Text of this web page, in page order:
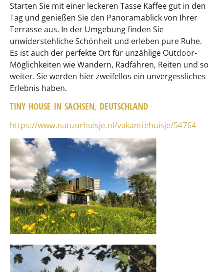
Starten Sie mit einer leckeren Tasse Kaffee gut in den
Tag und genießen Sie den Panoramablick von Ihrer
Terrasse aus. In der Umgebung finden Sie
unwiderstehliche Schönheit und erleben pure Ruhe.
Es ist auch der perfekte Ort für unzählige Outdoor-
Möglichkeiten wie Wandern, Radfahren, Reiten und so
weiter. Sie werden hier zweifellos ein unvergessliches
Erlebnis haben.
TINY HOUSE IN SACHSEN, DEUTSCHLAND
https://www.natuurhuisje.nl/vakantiehuisje/54764